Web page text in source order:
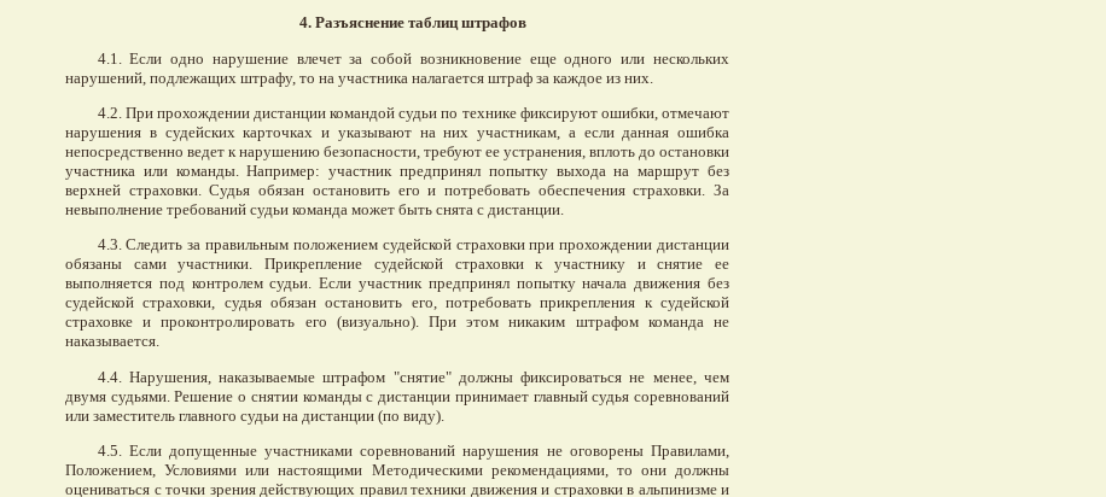
4. Разъяснение таблиц штрафов
4.1. Если одно нарушение влечет за собой возникновение еще одного или нескольких
нарушений, подлежащих штрафу, то на участника налагается штраф за каждое из них.
4.2. При прохождении дистанции командой судьи по технике фиксируют ошибки, отмечают
нарушения в судейских карточках и указывают на них участникам, а если данная ошибка
непосредственно ведет к нарушению безопасности, требуют ее устранения, вплоть до остановки
участника или команды. Например: участник предпринял попытку выхода на маршрут без
верхней страховки. Судья обязан остановить его и потребовать обеспечения страховки. За
невыполнение требований судьи команда может быть снята с дистанции.
4.3. Следить за правильным положением судейской страховки при прохождении дистанции
обязаны сами участники. Прикрепление судейской страховки к участнику и снятие ее
выполняется под контролем судьи. Если участник предпринял попытку начала движения без
судейской страховки, судья обязан остановить его, потребовать прикрепления к судейской
страховке и проконтролировать его (визуально). При этом никаким штрафом команда не
наказывается.
4.4. Нарушения, наказываемые штрафом "снятие" должны фиксироваться не менее, чем
двумя судьями. Решение о снятии команды с дистанции принимает главный судья соревнований
или заместитель главного судьи на дистанции (по виду).
4.5. Если допущенные участниками соревнований нарушения не оговорены Правилами,
Положением, Условиями или настоящими Методическими рекомендациями, то они должны
оцениваться с точки зрения действующих правил техники движения и страховки в альпинизме и